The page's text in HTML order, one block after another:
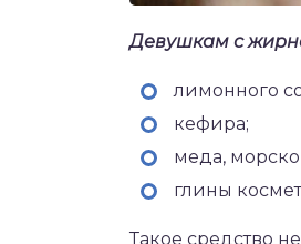
Девушкам с
лимонного
кефира;
меда,
глины
Такое средство